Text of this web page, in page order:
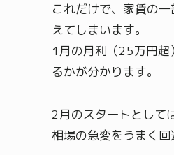
これだけで、家賃の
えてしまいます。
1月の月利（25万円超
るかが分かります。
2月のスタートとして
相場の急変をうまく回